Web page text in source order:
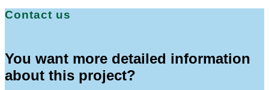
Contact us
You want more detailed information
about this project?